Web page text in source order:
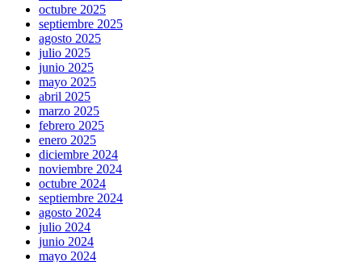
octubre 2025
septiembre 2025
agosto 2025
julio 2025
junio 2025
mayo 2025
abril 2025
marzo 2025
febrero 2025
enero 2025
diciembre 2024
noviembre 2024
octubre 2024
septiembre 2024
agosto 2024
julio 2024
junio 2024
mayo 2024